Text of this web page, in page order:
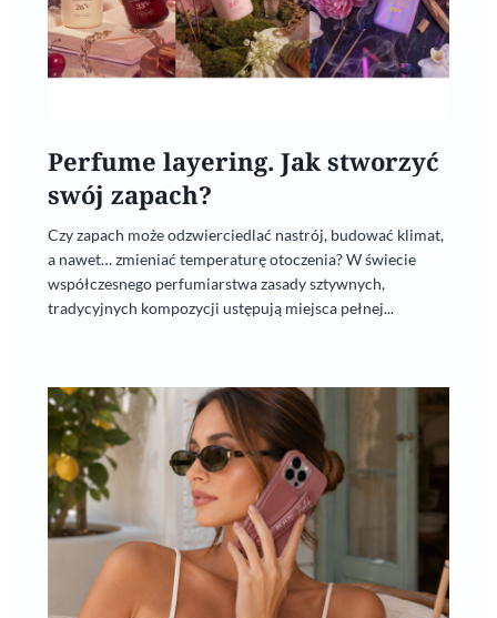
Perfume layering. Jak stworzyć
swój zapach?
Czy zapach może odzwierciedlać nastrój, budować klimat,
a nawet… zmieniać temperaturę otoczenia? W świecie
współczesnego perfumiarstwa zasady sztywnych,
tradycyjnych kompozycji ustępują miejsca pełnej...